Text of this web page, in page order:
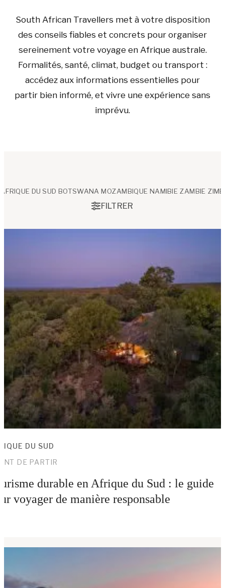
South African Travellers met à votre disposition
des conseils fiables et concrets pour organiser
sereinement votre voyage en Afrique australe.
Formalités, santé, climat, budget ou transport :
accédez aux informations essentielles pour
partir bien informé, et vivre une expérience sans
imprévu.
AFRIQUE DU SUD BOTSWANA MOZAMBIQUE NAMIBIE ZAMBIE
FILTRER
DU SUD
DE PARTIR
durable en Afrique du Sud : le guide
voyager de manière responsable